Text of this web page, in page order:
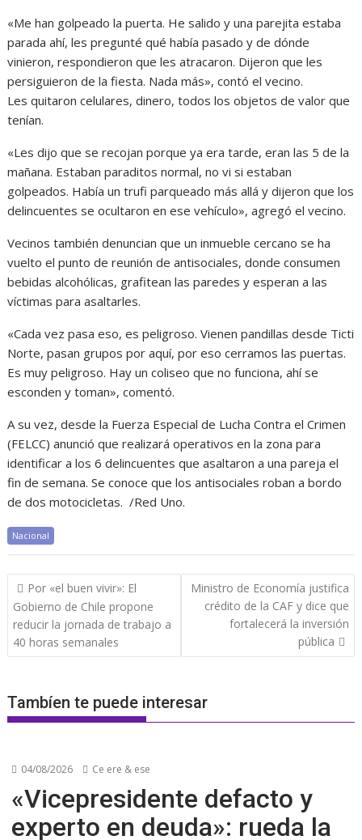
«Me han golpeado la puerta. He salido y una parejita estaba
parada ahí, les pregunté qué había pasado y de dónde
vinieron, respondieron que les atracaron. Dijeron que les
persiguieron de la fiesta. Nada más», contó el vecino.
Les quitaron celulares, dinero, todos los objetos de valor que
tenían.
«Les dijo que se recojan porque ya era tarde, eran las 5 de la
mañana. Estaban paraditos normal, no vi si estaban
golpeados. Había un trufi parqueado más allá y dijeron que los
delincuentes se ocultaron en ese vehículo», agregó el vecino.
Vecinos también denuncian que un inmueble cercano se ha
vuelto el punto de reunión de antisociales, donde consumen
bebidas alcohólicas, grafitean las paredes y esperan a las
víctimas para asaltarles.
«Cada vez pasa eso, es peligroso. Vienen pandillas desde Ticti
Norte, pasan grupos por aquí, por eso cerramos las puertas.
Es muy peligroso. Hay un coliseo que no funciona, ahí se
esconden y toman», comentó.
A su vez, desde la Fuerza Especial de Lucha Contra el Crimen
(FELCC) anunció que realizará operativos en la zona para
identificar a los 6 delincuentes que asaltaron a una pareja el
fin de semana. Se conoce que los antisociales roban a bordo
de dos motocicletas. /Red Uno.
Nacional
Navegación
de
entradas
Por «el buen vivir»: El
Gobierno de Chile propone
reducir la jornada de trabajo a
40 horas semanales
Ministro de Economía justifica
crédito de la CAF y dice que
fortalecerá la inversión
pública
Tambíen te puede interesar
04/08/2026 Ce ere & ese
«Vicepresidente defacto y
experto en deuda»: rueda la